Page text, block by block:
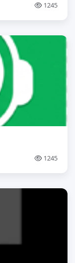
1245
1245